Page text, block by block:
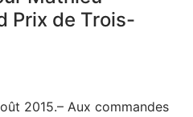
Prix de Trois-
2015.– Aux commandes